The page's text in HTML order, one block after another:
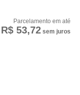
R$ 53,72sem juros